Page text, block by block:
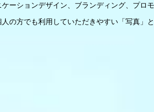
ーションデザイン、ブランディング、プロ
の方でも利用していただきやすい「写真」